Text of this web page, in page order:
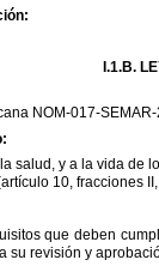
I.1.B.
NOM-017-
la salud, y a la vida de
10, fracciones II,
que deben
su revisión y